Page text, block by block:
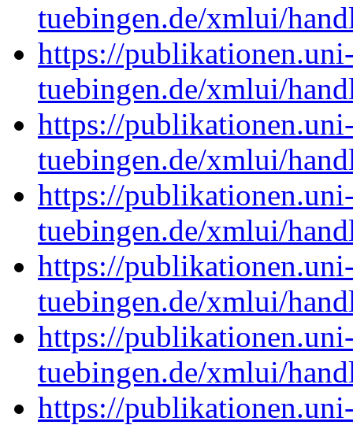
tuebingen.de/xmlui/
https://
tuebingen.de/xmlui/
https://
tuebingen.de/xmlui/
https://
tuebingen.de/xmlui/
https://
tuebingen.de/xmlui/
https://
tuebingen.de/xmlui/
https://